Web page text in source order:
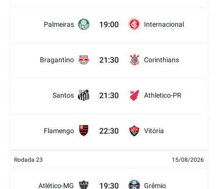
Palmeiras 19:00 Internacional
Bragantino 21:30 Corinthians
Santos 21:30 Athletico-PR
Flamengo 22:30 Vitória
Rodada 23 15/08/2026
Atlético-MG 19:30 Grêmio